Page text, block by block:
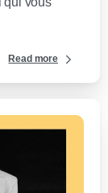
Read more